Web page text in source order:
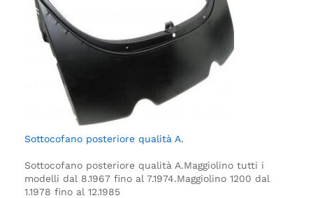
Sottocofano posteriore qualità A.
Sottocofano posteriore qualità A.Maggiolino tutti i
modelli dal 8.1967 fino al 7.1974.Maggiolino 1200 dal
1.1978 fino al 12.1985